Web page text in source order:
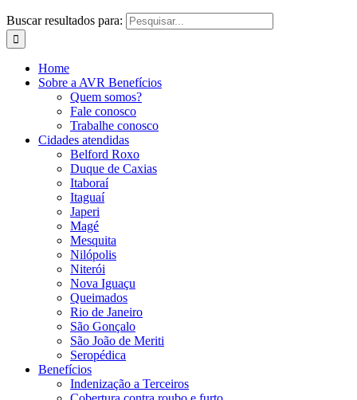
Buscar resultados para:
Home
Sobre a AVR Benefícios
Quem somos?
Fale conosco
Trabalhe conosco
Cidades atendidas
Belford Roxo
Duque de Caxias
Itaboraí
Itaguaí
Japeri
Magé
Mesquita
Nilópolis
Niterói
Nova Iguaçu
Queimados
Rio de Janeiro
São Gonçalo
São João de Meriti
Seropédica
Benefícios
Indenização a Terceiros